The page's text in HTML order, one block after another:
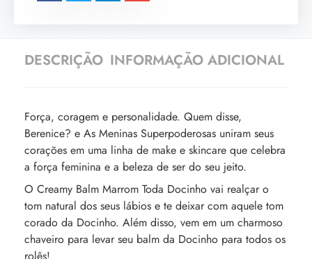
DESCRIÇÃO INFORMAÇÃO ADICIONAL
Força, coragem e personalidade. Quem disse,
Berenice? e As Meninas Superpoderosas uniram seus
corações em uma linha de make e skincare que celebra
a força feminina e a beleza de ser do seu jeito.
O Creamy Balm Marrom Toda Docinho vai realçar o
tom natural dos seus lábios e te deixar com aquele tom
corado da Docinho. Além disso, vem em um charmoso
chaveiro para levar seu balm da Docinho para todos os